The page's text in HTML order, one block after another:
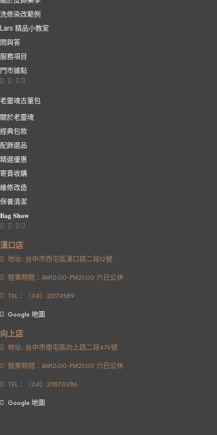
洗修染改範例
Lars 精品小教室
問與答
服務項目
門市據點
老靈魂古董包
關於老靈魂
經典包款
配飾選品
精選優惠
寄賣收購
維修改造
保養清潔
𝐁𝐚𝐠 𝐒𝐡𝐨𝐰
漢口店
地址: 台中市西屯區漢口路二段12號
營業時間：AM12:00-PM21:00 六日公休
TEL：（04）23174589
Google 地圖
向上店
地址: 台中市南屯區向上路二段476號
營業時間：AM12:00-PM21:00 六日公休
TEL：（04）23870286
Google 地圖